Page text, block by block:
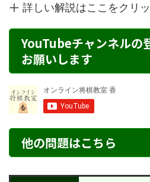
詳しい解説はここをクリ
YouTubeチャンネルの
お願いします
他の問題はこちら